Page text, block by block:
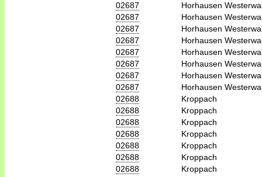
02687
Horhausen
02687
Horhausen
02687
Horhausen
02687
Horhausen
02687
Horhausen
02687
Horhausen
02687
Horhausen
02687
Horhausen
02688
Kroppach
02688
Kroppach
02688
Kroppach
02688
Kroppach
02688
Kroppach
02688
Kroppach
02688
Kroppach